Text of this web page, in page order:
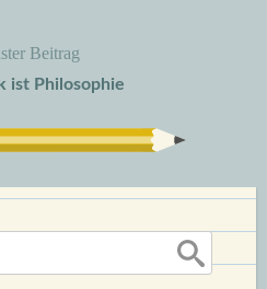
Beitrag
ist Philosophie